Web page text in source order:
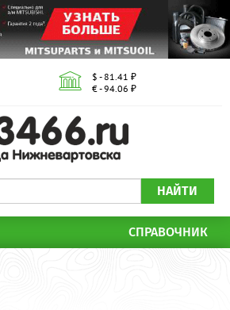
$ - 81.41 ₽
€ - 94.06 ₽
НАЙТИ
СПРАВОЧНИК